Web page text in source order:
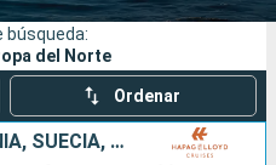
Buscar
búsqueda:
del Norte
Ordenar
POLONIA, ISLANDIA, LETONIA, SUECIA, DINAMARCA, ALEMANIA